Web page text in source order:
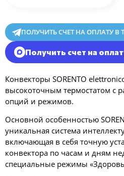
ПОЛУЧИТЬ СЧЕТ НА ОПЛАТУ В
Получить счет на
Конвекторы SORENTO
высокоточным термостатом с
опций и режимов.
Основной особенностью
уникальная система
включающая в себя точную
конвектора по часам и дням
специальные режимы